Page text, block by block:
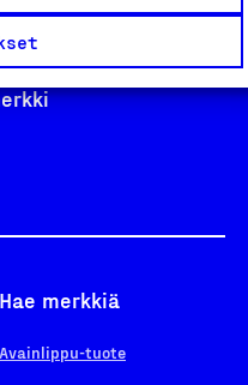
Hae merkkiä
Avainlippu-tuote